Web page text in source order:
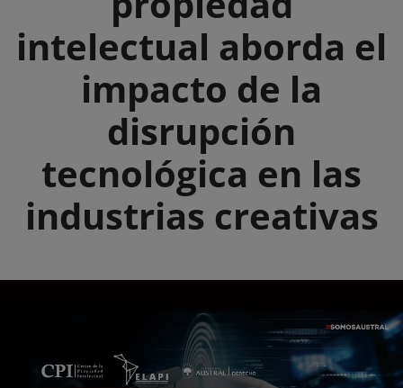
intelectual aborda el
impacto de la
disrupción
tecnológica en las
industrias creativas